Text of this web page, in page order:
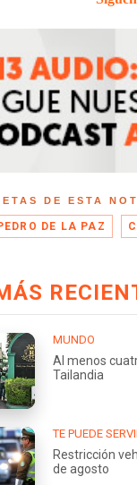
DE ESTA
DE LA PAZ
MUNDO
Al menos
Tailandia
TE PUEDE
Restricción
de agosto